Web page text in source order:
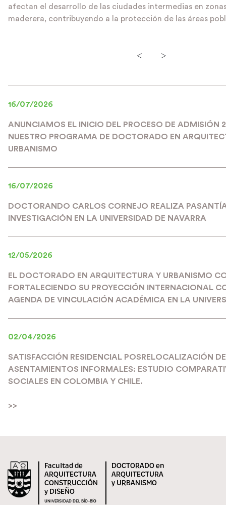
afectan el desarrollo de las ciudades intermedias en
maderera, contribuyendo a la protección de las áreas
< >
16/07/2026
ANUNCIAMOS EL INICIO DEL PROCESO DE ADMISIÓN
NUESTRO PROGRAMA DE DOCTORADO EN
URBANISMO
16/07/2026
DOCTORANDO CARLOS CORNEJO REALIZA
INVESTIGACIÓN EN LA UNIVERSIDAD DE NAVARRA
12/05/2026
EL DOCTORADO EN ARQUITECTURA Y URBANISMO
FORTALECIENDO SU PROYECCIÓN INTERNACIONAL
AGENDA DE VINCULACIÓN ACADÉMICA EN LA
02/04/2026
SATISFACCIÓN RESIDENCIAL POSRELOCALIZACIÓN DE
ASENTAMIENTOS INFORMALES: ESTUDIO
SOCIALES EN COLOMBIA Y CHILE.
>>
Facultad de
ARQUITECTURA
CONSTRUCCIÓN
y DISEÑO
UNIVERSIDAD DEL BÍO-BÍO
DOCTORADO en
ARQUITECTURA
y URBANISMO